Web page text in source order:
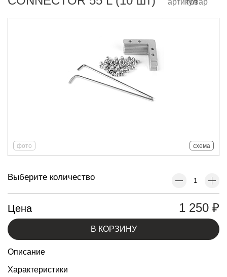
фото схема
Описание
Характеристики
Выберите количество
Цена 1 250 ₽
В КОРЗИНУ